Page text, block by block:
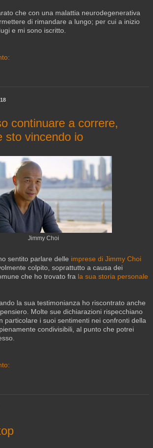
che con una malattia neurodegenerativa
di rimandare a lungo; per cui a inizio
e mi sono iscritto.
continuare a correre,
sto vincendo io
Jimmy Choi
sentito parlare delle imprese di Jimmy Choi
colpito, soprattutto a causa dei
che ho trovato fra la sua storia personale
la sua testimonianza ho riscontrato anche
Molte sue dichiarazioni rispecchiano
particolare i suoi sentimenti nei confronti della
condivisibili, al punto che potrei